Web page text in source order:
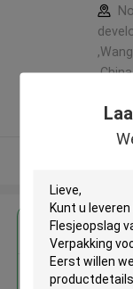
,China